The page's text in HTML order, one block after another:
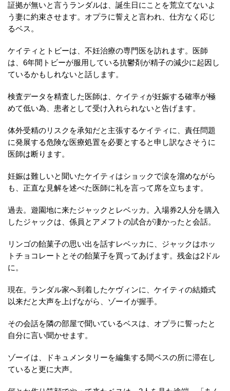
証拠が無いと言うランダルは、誕生日にことを荒立てないよ
う妻に約束させます。オプラに誓えと言われ、仕方なく応じ
るベス。
ケイティとトビーは、不妊治療の専門医を訪れます。医師
は、6年間トビーが服用している抗鬱剤が精子の減少に起因し
ているかもしれないと話します。
検査データを精査した医師は、ケイティが妊娠する確率が極
めて低い為、患者として受け入れられないと告げます。
体外受精のリスクを承知だと主張するケイティに、責任問題
に発展する危険な医療処置を必要とすると申し訳なさそうに
医師は断ります。
妊娠は難しいと聞いたケイティはショックで涙を溜めながら
も、正直な見解を述べた医師に礼を言って席を立ちます。
過去。遊園地に来たジャックとレベッカ。入場券2人分を購入
したジャックは、係員とアメフトの試合が凄かったと会話。
リンゴの飴菓子の思い出を話すレベッカに、ジャックはホッ
トチョコレートとその飴菓子を買ってあげます。残金は2ドル
に。
現在。ランダル家へ到着したケヴィンに、ケイティの結婚式
以来だと大声を上げながら、ゾーイが握手。
その会話を隣の部屋で聞いているベスは、オプラに誓ったと
自分に言い聞かせます。
ゾーイは、ドキュメンタリーを編集する間ベスの所に滞在し
ていると更に大声。